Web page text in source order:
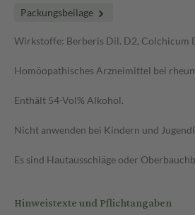
Packungsbeilage
Wirkstoffe: Berberis Dil. D2, Colchicum
Homöopathisches Arzneimittel bei
Enthält 54-Vol% Alkohol.
Nicht anwenden bei Kindern und
Es sind Hautausschläge oder
Hinweistexte und Pflichtangaben